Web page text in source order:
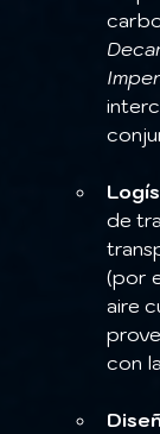
de
(por
aire
con